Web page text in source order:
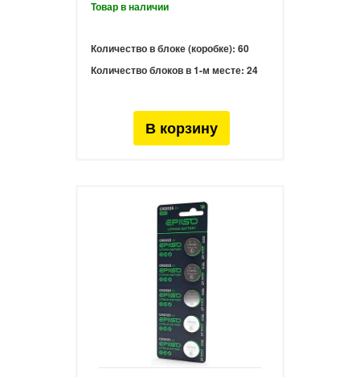
Количество в блоке (коробке): 60
Количество блоков в 1-м месте: 24